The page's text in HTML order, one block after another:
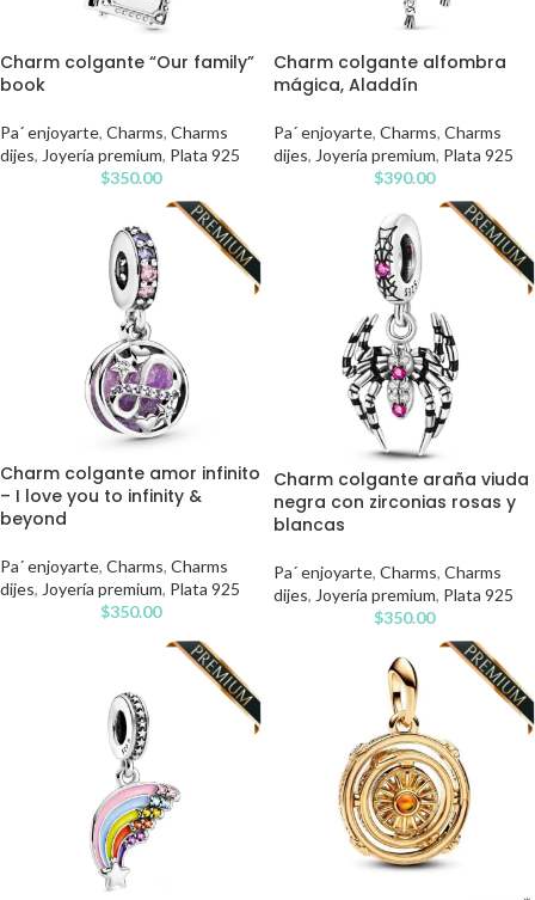
Charm colgante “Our family”
book
Pa´ enjoyarte, Charms, Charms
dijes, Joyería premium, Plata 925
$350.00
Charm colgante alfombra
mágica, Aladdín
Pa´ enjoyarte, Charms, Charms
dijes, Joyería premium, Plata 925
$390.00
Charm colgante amor infinito
– I love you to infinity &
beyond
Pa´ enjoyarte, Charms, Charms
dijes, Joyería premium, Plata 925
$350.00
Charm colgante araña viuda
negra con zirconias rosas y
blancas
Pa´ enjoyarte, Charms, Charms
dijes, Joyería premium, Plata 925
$350.00